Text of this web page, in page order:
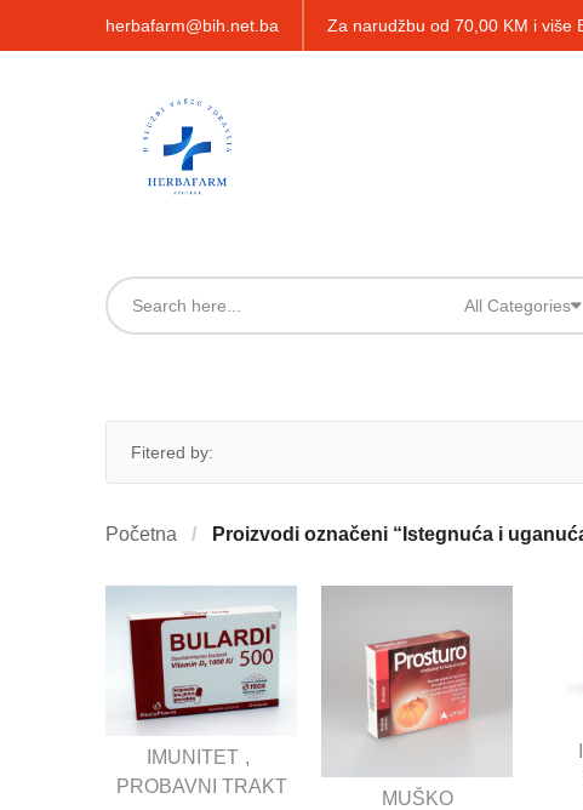
herbafarm@bih.net.ba Za narudžbu od 70,00 KM i više
All Categories
Fitered by:
Početna Proizvodi označeni “Istegnuća i
IMUNITET
PROBAVNI TRAKT
MUŠKO